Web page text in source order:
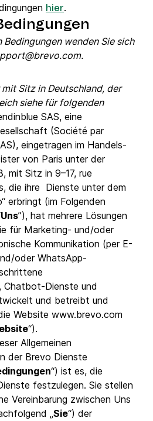
hier.
Bedingungen wenden Sie sich
Sitz in Deutschland, der
siehe für folgenden
SAS, eine
(Société par
eingetragen im Handels-
von Paris unter der
mit Sitz in 9–17, rue
die ihre Dienste unter dem
erbringt (im Folgenden
Uns”), hat mehrere Lösungen
für Marketing- und/oder
Kommunikation (per E-
oder WhatsApp-
Chatbot-Dienste und
und betreibt und
Website www.brevo.com
“).
Allgemeinen
der Brevo Dienste
“) ist es, die
festzulegen. Sie stellen
Vereinbarung zwischen Uns
„Sie“) der